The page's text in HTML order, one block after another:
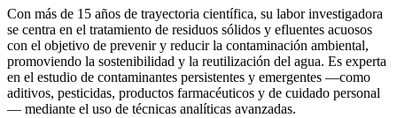
Con más de 15 años de trayectoria científica, su labor investigadora
se centra en el tratamiento de residuos sólidos y efluentes acuosos
con el objetivo de prevenir y reducir la contaminación ambiental,
promoviendo la sostenibilidad y la reutilización del agua. Es experta
en el estudio de contaminantes persistentes y emergentes —como
aditivos, pesticidas, productos farmacéuticos y de cuidado personal
— mediante el uso de técnicas analíticas avanzadas.